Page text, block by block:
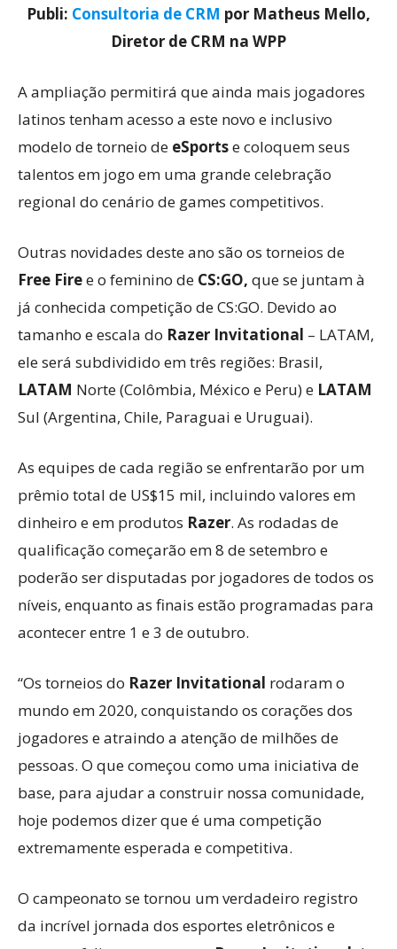
Publi: Consultoria de CRM por Matheus Mello,
Diretor de CRM na WPP
A ampliação permitirá que ainda mais jogadores
latinos tenham acesso a este novo e inclusivo
modelo de torneio de eSportse coloquem seus
talentos em jogo em uma grande celebração
regional do cenário de games competitivos.
Outras novidades deste ano são os torneios de
Free Firee o feminino de CS:GO, que se juntam à
já conhecida competição de CS:GO. Devido ao
tamanho e escala do Razer Invitational – LATAM,
ele será subdividido em três regiões: Brasil,
LATAM Norte (Colômbia, México e Peru) e LATAM
Sul (Argentina, Chile, Paraguai e Uruguai).
As equipes de cada região se enfrentarão por um
prêmio total de US$15 mil, incluindo valores em
dinheiro e em produtos Razer. As rodadas de
qualificação começarão em 8 de setembro e
poderão ser disputadas por jogadores de todos os
níveis, enquanto as finais estão programadas para
acontecer entre 1 e 3 de outubro.
“Os torneios do Razer Invitational rodaram o
mundo em 2020, conquistando os corações dos
jogadores e atraindo a atenção de milhões de
pessoas. O que começou como uma iniciativa de
base, para ajudar a construir nossa comunidade,
hoje podemos dizer que é uma competição
extremamente esperada e competitiva.
O campeonato se tornou um verdadeiro registro
da incrível jornada dos esportes eletrônicos e